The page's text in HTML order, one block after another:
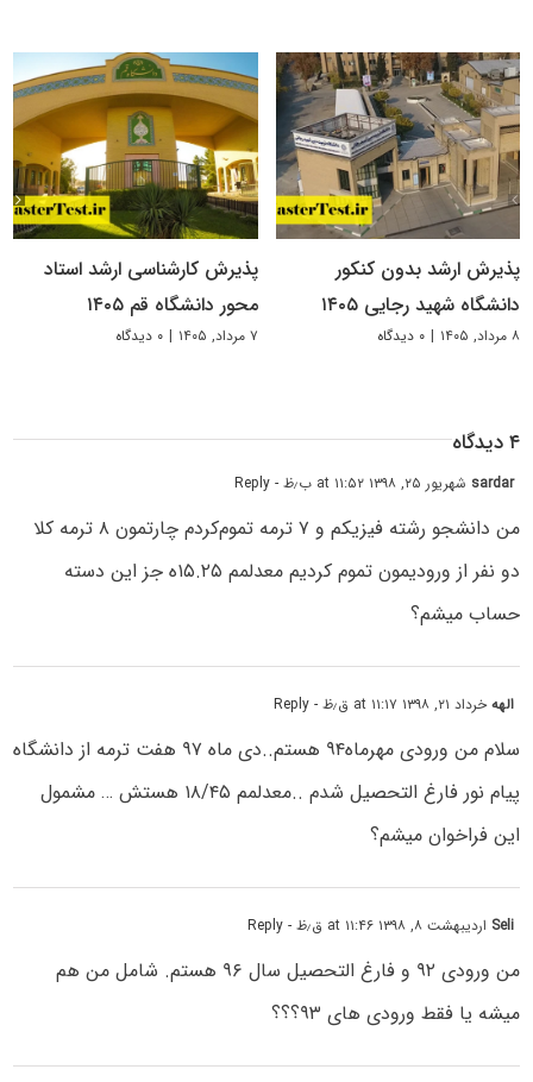
پذیرش ارشد بدون کنکور
دانشگاه شهید رجایی ۱۴۰۵
۸ مرداد, ۱۴۰۵ | ۰ دیدگاه
پذیرش کارشناسی ارشد استاد
محور دانشگاه قم ۱۴۰۵
۷ مرداد, ۱۴۰۵ | ۰ دیدگاه
۴ دیدگاه
sardar شهریور ۲۵, ۱۳۹۸ at ۱۱:۵۲ ب٫ظ - Reply
من دانشجو رشته فیزیکم و ۷ ترمه تموم‌کردم چارتمون ۸ ترمه کلا
دو نفر از ورودیمون تموم کردیم‌ معدلمم ۱۵.۲۵ه جز این دسته
حساب میشم؟
الههخرداد ۲۱, ۱۳۹۸ at ۱۱:۱۷ ق٫ظ - Reply
سلام من ورودی مهرماه۹۴ هستم..دی ماه ۹۷ هفت ترمه از دانشگاه
پیام نور فارغ التحصیل شدم ..معدلمم ۱۸/۴۵ هستش … مشمول
این فراخوان میشم؟
Seli اردیبهشت ۸, ۱۳۹۸ at ۱۱:۴۶ ق٫ظ - Reply
من ورودی ۹۲ و فارغ التحصیل سال ۹۶ هستم. شامل من هم
میشه یا فقط ورودی های ۹۳؟؟؟